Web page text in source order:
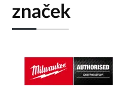
značek